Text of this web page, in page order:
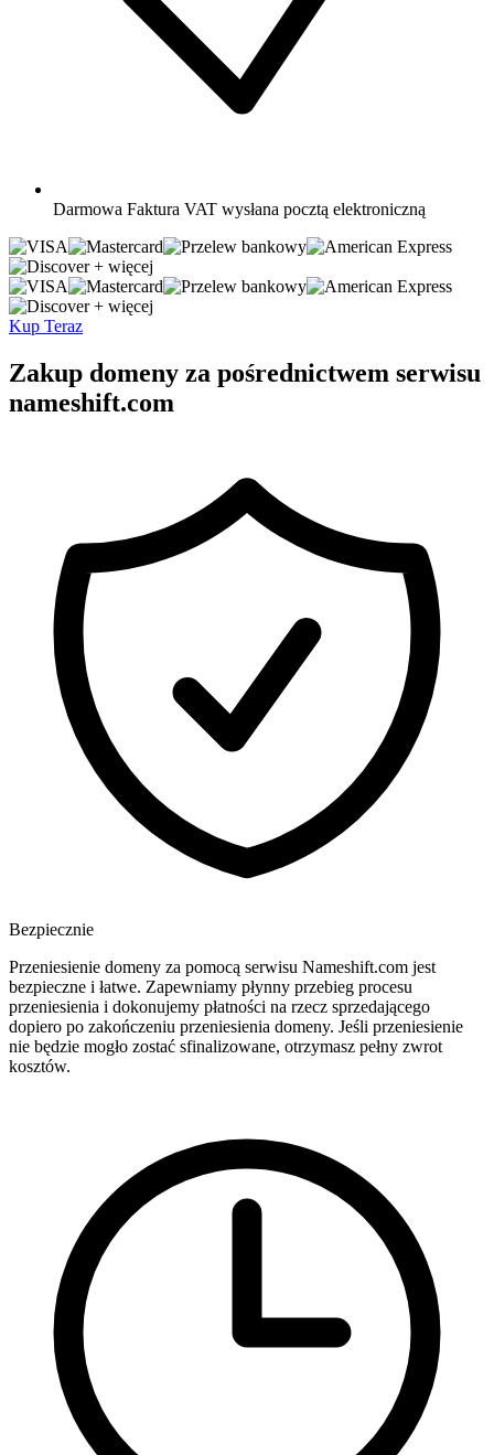
Darmowa Faktura VAT wysłana pocztą elektroniczną
+ więcej
+ więcej
Kup Teraz
Zakup domeny za pośrednictwem serwisu
nameshift.com
Bezpiecznie
Przeniesienie domeny za pomocą serwisu Nameshift.com jest
bezpieczne i łatwe. Zapewniamy płynny przebieg procesu
przeniesienia i dokonujemy płatności na rzecz sprzedającego
dopiero po zakończeniu przeniesienia domeny. Jeśli przeniesienie
nie będzie mogło zostać sfinalizowane, otrzymasz pełny zwrot
kosztów.